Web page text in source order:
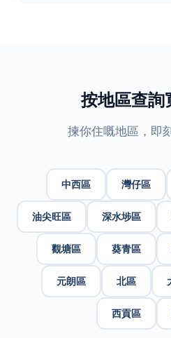
按地區查詢
揀你住嘅地區，即
中西區 灣仔區
油尖旺區 深水埗區
觀塘區 葵青區
元朗區 北區
西貢區